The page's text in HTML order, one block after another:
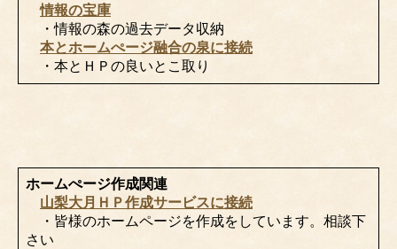
情報の宝庫
・情報の森の過去データ収納
本とホームぺージ融合の泉に接続
・本とＨＰの良いとこ取り
ホームぺージ作成関連
山梨大月ＨＰ作成サービスに接続
・皆様のホームページを作成をしています。相談下
さい